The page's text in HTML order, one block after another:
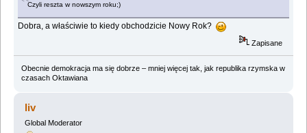
Czyli reszta w nowszym roku;)
Dobra, a właściwie to kiedy obchodzicie Nowy Rok?
Zapisane
Obecnie demokracja ma się dobrze – mniej więcej tak, jak republika rzymska w
czasach Oktawiana
liv
Global Moderator